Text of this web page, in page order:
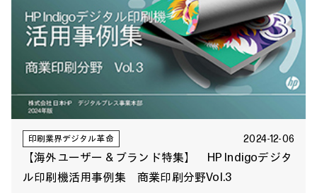
印刷業界デジタル革命 2024-12-06
【海外ユーザー & ブランド特集】 HP Indigoデジタ
ル印刷機活用事例集 商業印刷分野Vol.3